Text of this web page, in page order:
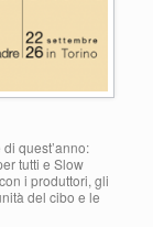
quest’anno:
tutti e Slow
i produttori, gli
del cibo e le